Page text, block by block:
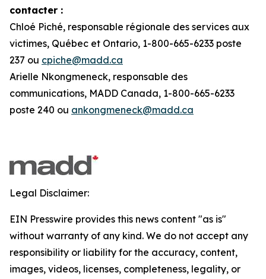
contacter :
Chloé Piché, responsable régionale des services aux
victimes, Québec et Ontario, 1-800-665-6233 poste
237 ou cpiche@madd.ca
Arielle Nkongmeneck, responsable des
communications, MADD Canada, 1-800-665-6233
poste 240 ou ankongmeneck@madd.ca
Legal Disclaimer:
EIN Presswire provides this news content "as is"
without warranty of any kind. We do not accept any
responsibility or liability for the accuracy, content,
images, videos, licenses, completeness, legality, or